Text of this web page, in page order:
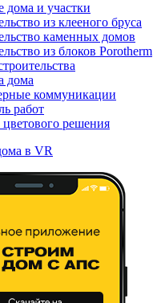
дома и участки
из клееного бруса
каменных домов
из блоков Porotherm
дома
коммуникации
работ
решения
в VR